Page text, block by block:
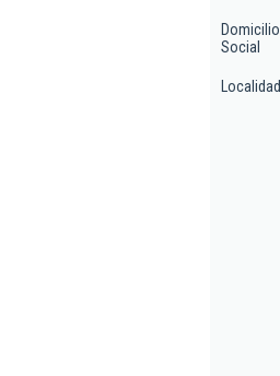
Domicilio
Social
Localidad